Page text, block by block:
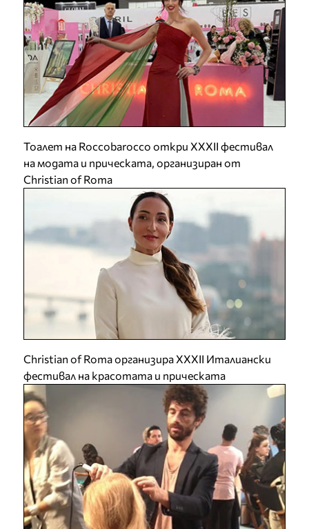
Тоалет на Roccobarocco откри XXXII фестивал
на модата и прическата, организиран от
Christian of Roma
Christian of Roma организира XXXII Италиански
фестивал на красотата и прическата